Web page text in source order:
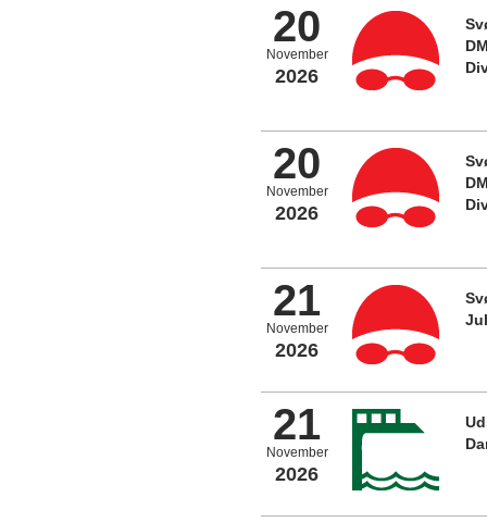
20
November
2026
20
November
2026
21
November
2026
21
November
2026